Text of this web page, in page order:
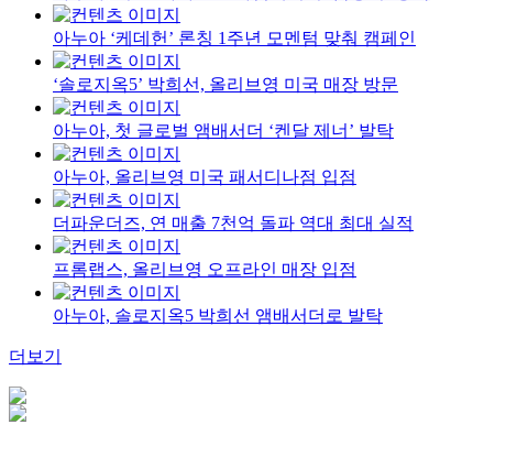
아누아 ‘케데헌’ 론칭 1주년 모멘텀 맞춰 캠페인
‘솔로지옥5’ 박희선, 올리브영 미국 매장 방문
아누아, 첫 글로벌 앰배서더 ‘켄달 제너’ 발탁
아누아, 올리브영 미국 패서디나점 입점
더파운더즈, 연 매출 7천억 돌파 역대 최대 실적
프롬랩스, 올리브영 오프라인 매장 입점
아누아, 솔로지옥5 박희선 앰배서더로 발탁
더보기